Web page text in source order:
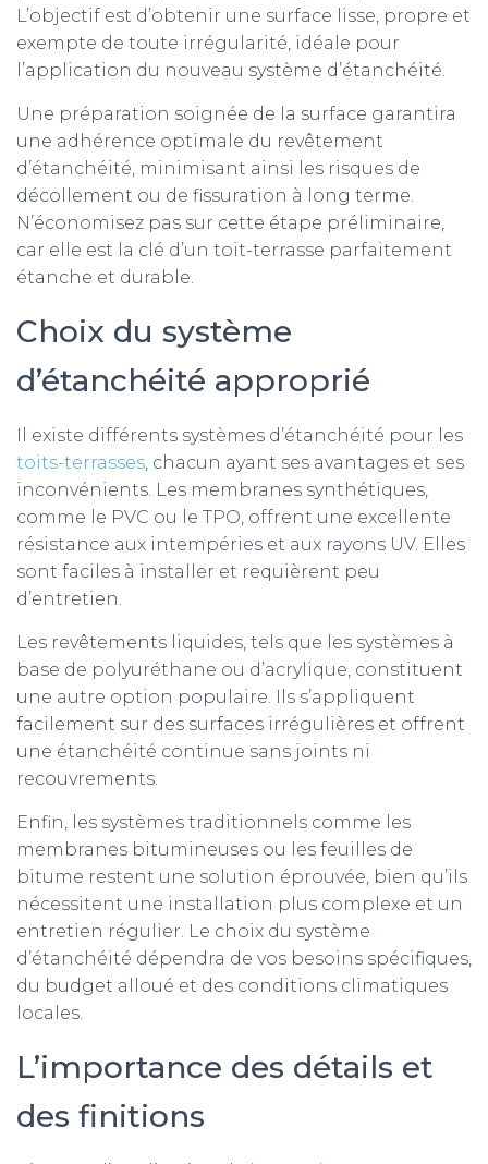
L’objectif est d’obtenir une surface lisse, propre et
exempte de toute irrégularité, idéale pour
l’application du nouveau système d’étanchéité.
Une préparation soignée de la surface garantira
une adhérence optimale du revêtement
d’étanchéité, minimisant ainsi les risques de
décollement ou de fissuration à long terme.
N’économisez pas sur cette étape préliminaire,
car elle est la clé d’un toit-terrasse parfaitement
étanche et durable.
Choix du système
d’étanchéité approprié
Il existe différents systèmes d’étanchéité pour les
toits-terrasses, chacun ayant ses avantages et ses
inconvénients. Les membranes synthétiques,
comme le PVC ou le TPO, offrent une excellente
résistance aux intempéries et aux rayons UV. Elles
sont faciles à installer et requièrent peu
d’entretien.
Les revêtements liquides, tels que les systèmes à
base de polyuréthane ou d’acrylique, constituent
une autre option populaire. Ils s’appliquent
facilement sur des surfaces irrégulières et offrent
une étanchéité continue sans joints ni
recouvrements.
Enfin, les systèmes traditionnels comme les
membranes bitumineuses ou les feuilles de
bitume restent une solution éprouvée, bien qu’ils
nécessitent une installation plus complexe et un
entretien régulier. Le choix du système
d’étanchéité dépendra de vos besoins spécifiques,
du budget alloué et des conditions climatiques
locales.
L’importance des détails et
des finitions